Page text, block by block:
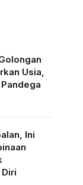
Usia,
Ini